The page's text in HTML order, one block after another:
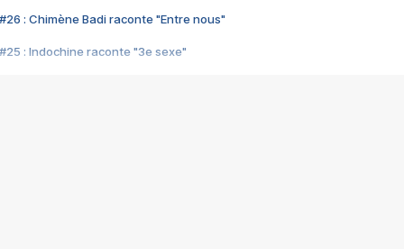
#26 : Chimène Badi raconte "Entre nous"
#25 : Indochine raconte "3e sexe"